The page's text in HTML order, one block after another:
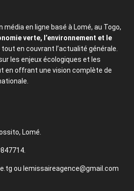
média en ligne basé à Lomé, au Togo,
verte, l’environnement et le
tout en couvrant l’actualité générale.
les enjeux écologiques et les
en offrant une vision complète de
Lomé.
ou lemissaireagence@gmail.com